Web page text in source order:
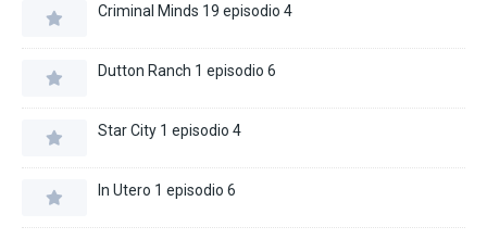
Criminal Minds 19 episodio 4
Dutton Ranch 1 episodio 6
Star City 1 episodio 4
In Utero 1 episodio 6